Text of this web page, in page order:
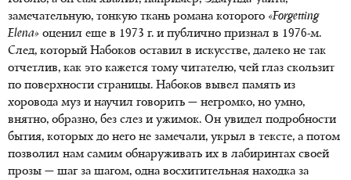
замечательную, тонкую ткань романа которого «Forgetting
Elena» оценил еще в 1973 г. и публично признал в 1976-м.
След, который Набоков оставил в искусстве, далеко не так
отчетлив, как это кажется тому читателю, чей глаз скользит
по поверхности страницы. Набоков вывел память из
хоровода муз и научил говорить — негромко, но умно,
внятно, образно, без слез и ужимок. Он увидел подробности
бытия, которых до него не замечали, укрыл в тексте, а потом
позволил нам самим обнаруживать их в лабиринтах своей
прозы — шаг за шагом, одна восхитительная находка за